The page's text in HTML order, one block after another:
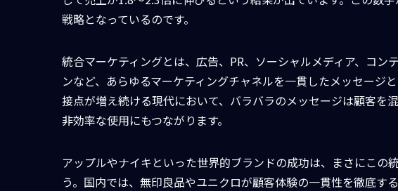
戦略となっているのです。
統合マーケティングとは、広告、PR、ソーシャルメディア、コン
ンなど、あらゆるマーケティングチャネルを一貫したメッセージ
接点が増え続ける現代において、バラバラのメッセージは顧客を
非効率な使用にもつながります。
アップルやナイキといった世界的ブランドの成功は、まさにこの
う。国内では、無印良品やユニクロが顧客体験の一貫性を徹底す